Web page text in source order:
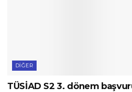
DIĞER
TÜSİAD S2 3. dönem